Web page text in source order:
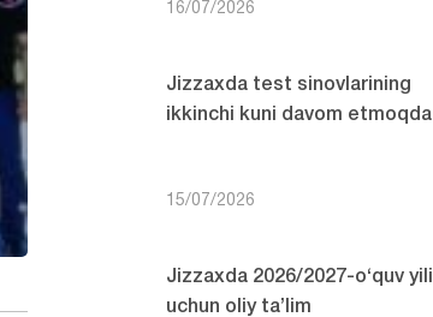
16/07/2026
Jizzaxda test sinovlarining
ikkinchi kuni davom etmoqda
15/07/2026
Jizzaxda 2026/2027-o‘quv yili
uchun oliy ta’lim